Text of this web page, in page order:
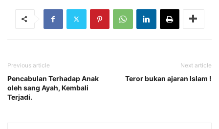
Previous article
Pencabulan Terhadap Anak
oleh sang Ayah, Kembali
Terjadi.
Next article
Teror bukan ajaran Islam !